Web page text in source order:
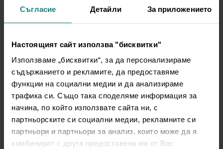
Съгласие Детайли За приложението
Настоящият сайт използва "бисквитки"
Използваме „бисквитки“, за да персонализираме
съдържанието и рекламите, да предоставяме
функции на социални медии и да анализираме
трафика си. Също така споделяме информация за
начина, по който използвате сайта ни, с
партньорските си социални медии, рекламните си
партньори и партньори за анализ, които може да я
комбинират с друга предоставена им от Вас